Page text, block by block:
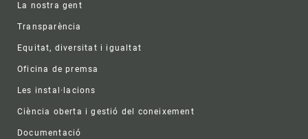
La nostra gent
Transparència
Equitat, diversitat i igualtat
Oficina de premsa
Les instal·lacions
Ciència oberta i gestió del coneixement
Documentació